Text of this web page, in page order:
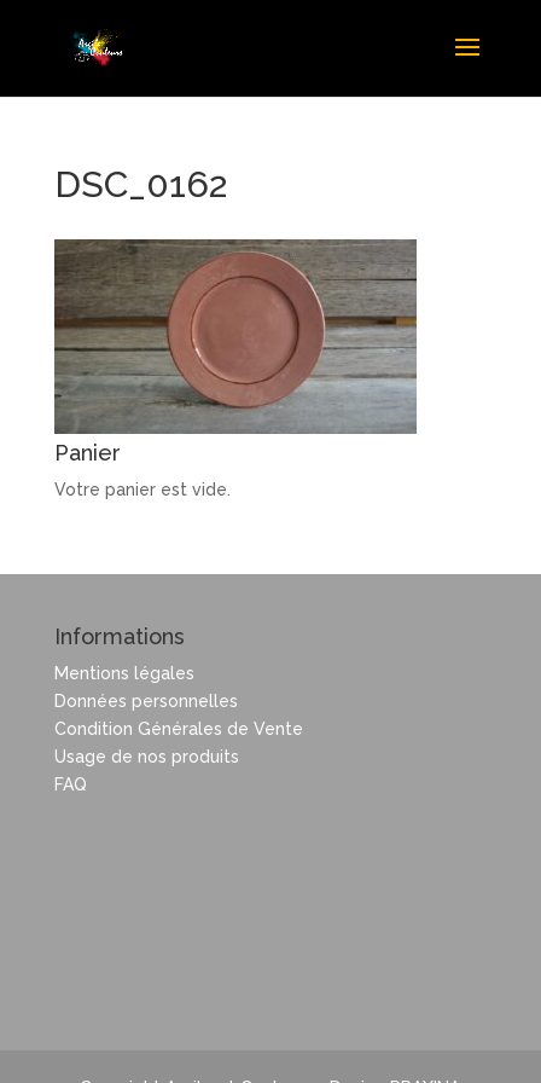
DSC_0162
Panier
Votre panier est vide.
Informations
Mentions légales
Données personnelles
Condition Générales de Vente
Usage de nos produits
FAQ